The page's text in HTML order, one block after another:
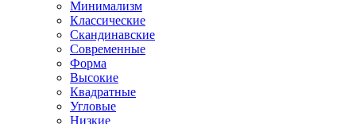
Минимализм
Классические
Скандинавские
Современные
Форма
Высокие
Квадратные
Угловые
Низкие